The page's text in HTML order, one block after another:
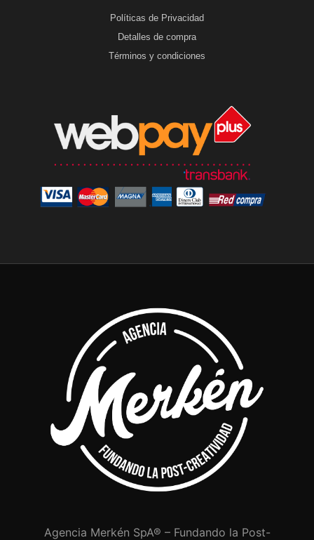
Políticas de Privacidad
Detalles de compra
Términos y condiciones
Agencia Merkén SpA® – Fundando la Post-